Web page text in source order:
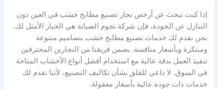
إذا كنت تبحث عن أرخص نجار تصنيع مطابخ خشب في العين دون
التنازل عن الجودة، فإن شركة نجوم الصيانة هي الخيار الأمثل لك.
نحن نقدم لك خدمات تصنيع مطابخ خشب بتصاميم متنوعة
ومبتكرة وبأسعار منافسة. يضمن فريقنا من النجارين المحترفين
تنفيذ العمل بدقة عالية مع استخدام أفضل أنواع الأخشاب المتاحة
في السوق. لا داعي للقلق بشأن تكاليف التصنيع، لأننا نقدم لك
خدمات ذات جودة عالية بأسعار معقولة.